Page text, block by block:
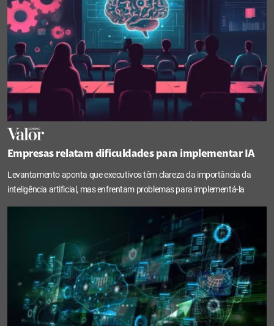
Empresas relatam dificuldades para implementar IA
Levantamento aponta que executivos têm clareza da importância da
inteligência artificial, mas enfrentam problemas para implementá-la